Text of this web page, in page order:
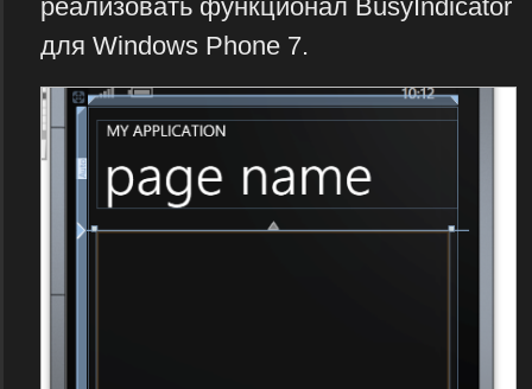
реализовать функционал BusyIndicator
для Windows Phone 7.